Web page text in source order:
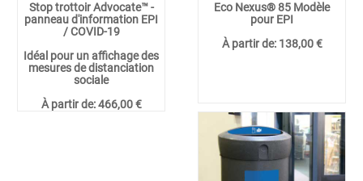
Stop trottoir Advocate™ -
panneau d'information EPI
/ COVID-19
Idéal pour un affichage des
mesures de distanciation
sociale
À partir de:466,00 €
Eco Nexus® 85 Modèle
pour EPI
À partir de: 138,00 €